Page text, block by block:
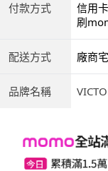
付款方式
信用
ATM
刷
配送方式 廠商
品牌名稱